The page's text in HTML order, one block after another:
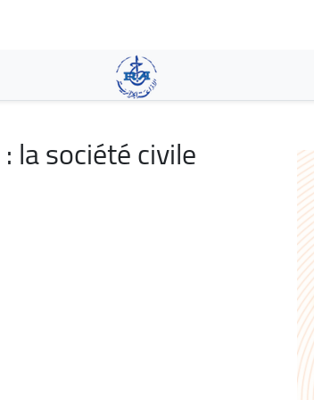
contenido
principal
la société civile